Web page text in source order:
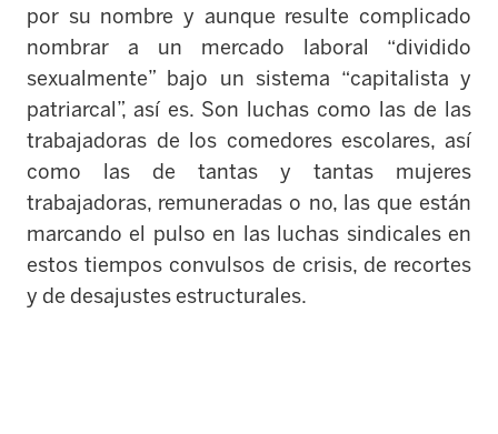
por su nombre y aunque resulte complicado
nombrar a un mercado laboral “dividido
sexualmente” bajo un sistema “capitalista y
patriarcal”, así es. Son luchas como las de las
trabajadoras de los comedores escolares, así
como las de tantas y tantas mujeres
trabajadoras, remuneradas o no, las que están
marcando el pulso en las luchas sindicales en
estos tiempos convulsos de crisis, de recortes
y de desajustes estructurales.